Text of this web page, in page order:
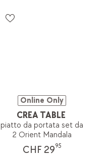
Online Only
CREA TABLE
piatto da portata set da
2 Orient Mandala
CHF 2995